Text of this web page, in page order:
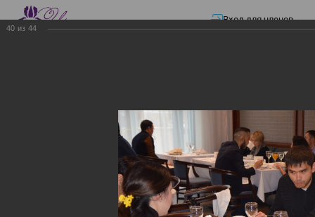
Вход для членов
Презентации—
ЭЛЕКТРОННЫЕ СЧЕТА-ФАКТУРЫ.
ЭЛЕКТРОННЫЕ СЧЕТА-
ФАКТУРЫ. ВИРТУАЛЬНЫЙ
40 из 44